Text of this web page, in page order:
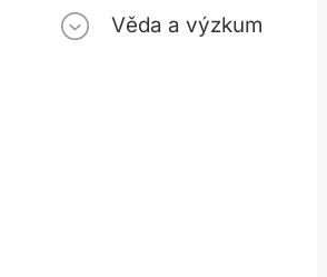
Věda a výzkum